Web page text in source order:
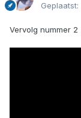
Geplaatst:
Vervolg nummer 2